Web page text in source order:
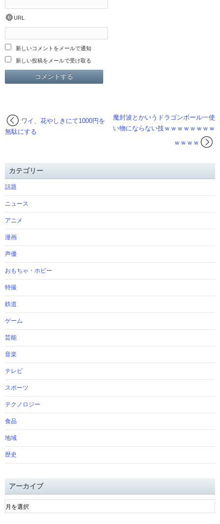
URL
新しいコメントをメールで通知
新しい投稿をメールで受け取る
魔封波とかいうドラゴンボール一使
い物にならない技ｗｗｗｗｗｗｗｗ
ｗｗｗｗ
ワイ、花やしきにて1000円を
無駄にする
カテゴリー
話題
ニュース
アニメ
漫画
声優
おもちゃ・ホビー
特撮
鉄道
ゲーム
芸能
音楽
テレビ
スポーツ
テクノロジー
食品
地域
歴史
アーカイブ
ア
ー